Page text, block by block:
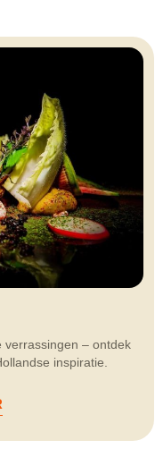
verrassingen – ontdek
inspiratie.